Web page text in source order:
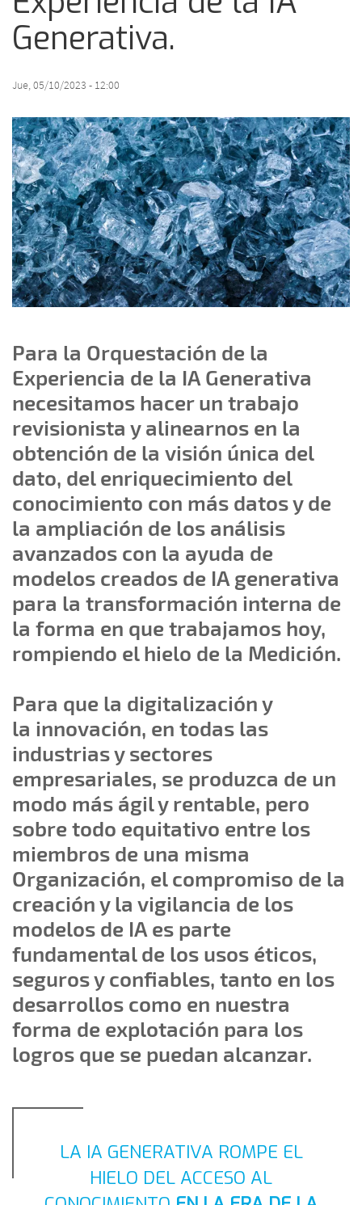
Generativa.
Jue, 05/10/2023 - 12:00
Para la Orquestación de la
Experiencia de la IA Generativa
necesitamos hacer un trabajo
revisionista y alinearnos en la
obtención de la visión única del
dato, del enriquecimiento del
conocimiento con más datos y de
la ampliación de los análisis
avanzados con la ayuda de
modelos creados de IA generativa
para la transformación interna de
la forma en que trabajamos hoy,
rompiendo el hielo de la Medición.
Para que la digitalización y
la innovación, en todas las
industrias y sectores
empresariales, se produzca de un
modo más ágil y rentable, pero
sobre todo equitativo entre los
miembros de una misma
Organización, el compromiso de la
creación y la vigilancia de los
modelos de IA es parte
fundamental de los usos éticos,
seguros y confiables, tanto en los
desarrollos como en nuestra
forma de explotación para los
logros que se puedan alcanzar.
LA IA GENERATIVA ROMPE EL
HIELO DEL ACCESO AL